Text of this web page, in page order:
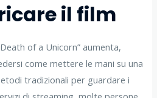
il film
of a Unicorn” aumenta,
come mettere le mani su una
tradizionali per guardare i